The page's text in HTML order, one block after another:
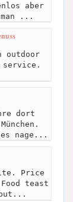
aber
...
outdoor
service.
dort
nage...
Price
teast